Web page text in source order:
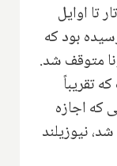
تا اوایل
بود که
متوقف شد.
تقریباً
که اجازه
نیوزیلند